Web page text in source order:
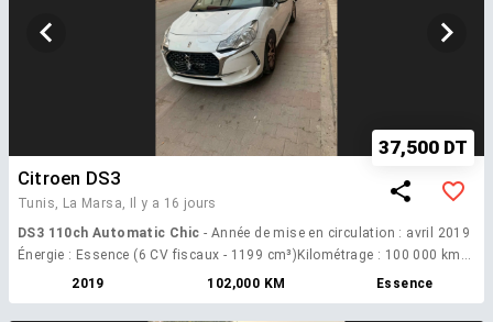
37,500 DT
Citroen DS3
Tunis, La Marsa,
Il y a 16 jours
DS3 110ch Automatic Chic - Année de mise en circulation : avril 2019
Énergie : Essence (6 CV fiscaux - 1199 cm³)Kilométrage : 100 000 km
Points forts : Boîte automatique, tablette tactile 7\
2019 102,000 KM Essence